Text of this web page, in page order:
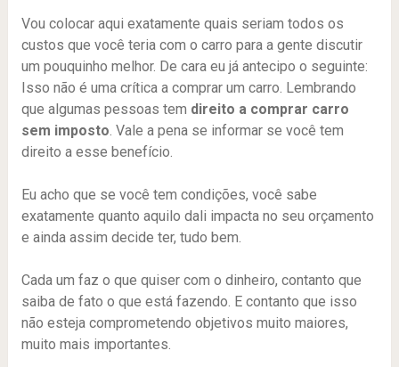
Vou colocar aqui exatamente quais seriam todos os
custos que você teria com o carro para a gente discutir
um pouquinho melhor. De cara eu já antecipo o seguinte:
Isso não é uma crítica a comprar um carro. Lembrando
que algumas pessoas tem direito a comprar carro
sem imposto. Vale a pena se informar se você tem
direito a esse benefício.
Eu acho que se você tem condições, você sabe
exatamente quanto aquilo dali impacta no seu orçamento
e ainda assim decide ter, tudo bem.
Cada um faz o que quiser com o dinheiro, contanto que
saiba de fato o que está fazendo. E contanto que isso
não esteja comprometendo objetivos muito maiores,
muito mais importantes.